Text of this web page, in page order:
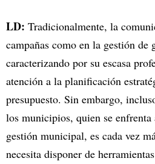
LD: Tradicionalmente, la
campañas como en la gestión de
caracterizando por su escasa
atención a la planificación
presupuesto. Sin embargo,
los municipios, quien se enfrenta
gestión municipal, es cada vez
necesita disponer de